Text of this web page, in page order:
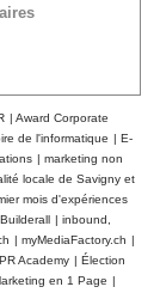
| Award Corporate
de l'informatique | E-
| marketing non
locale de Savigny et
mois d'expériences
| inbound,
| myMediaFactory.ch |
Academy | Élection
en 1 Page |